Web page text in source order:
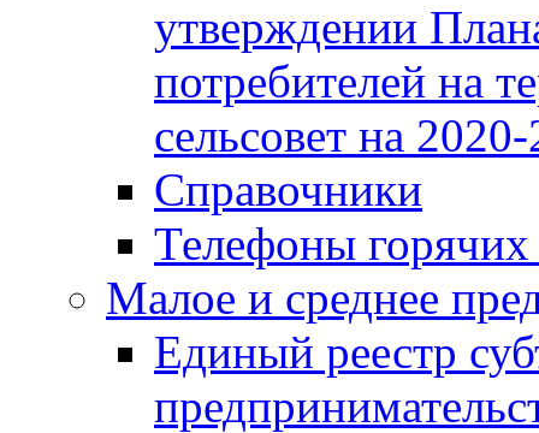
утверждении
потребителей на
сельсовет на 2020-
Справочники
Телефоны
Малое и среднее
Единый реестр